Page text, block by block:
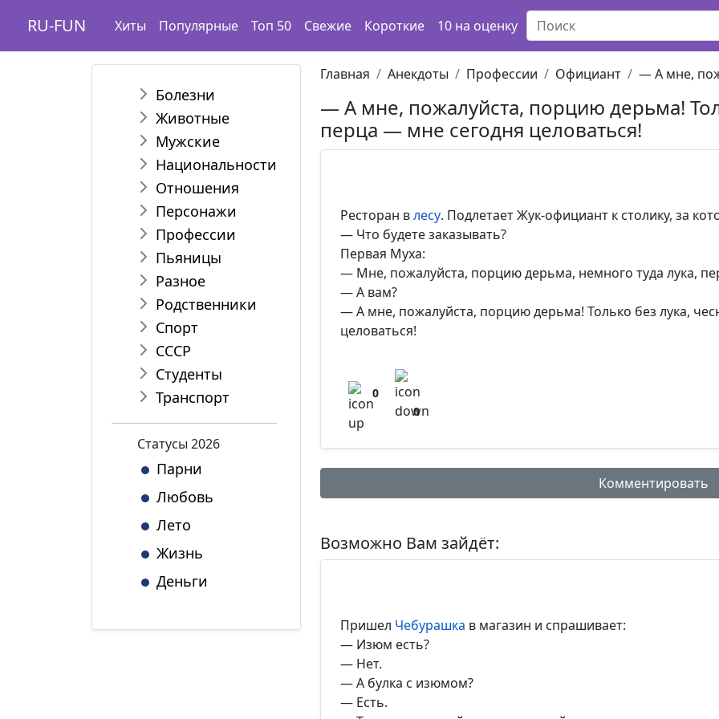
RU-FUN Хиты Популярные Топ 50 Свежие Короткие 10 на оценку
Болезни
Животные
Мужские
Национальности
Отношения
Персонажи
Профессии
Пьяницы
Разное
Родственники
Спорт
СССР
Студенты
Транспорт
Статуcы 2026
Парни
Любовь
Лето
Жизнь
Деньги
Главная Анекдоты Профессии Официант — А мне,
— А мне, пожалуйста, порцию дерьма!
перца — мне сегодня целоваться!
Ресторан влесу. Подлетает Жук-официант к столику, за
— Что будете заказывать?
Первая Муха:
— Мне, пожалуйста, порцию дерьма, немного туда лука,
— А вам?
— А мне, пожалуйста, порцию дерьма! Только без лука,
целоваться!
0
0
Комментировать
*Максимальное кол-во символов - 500. Ручная модерация.
Возможно Вам зайдёт:
Пришел Чебурашка в магазин и спрашивает:
— Изюм есть?
— Нет.
— А булка с изюмом?
— Есть.